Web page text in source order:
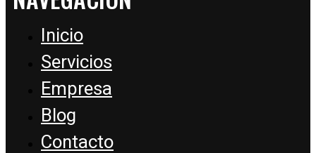
Inicio
Servicios
Empresa
Blog
Contacto